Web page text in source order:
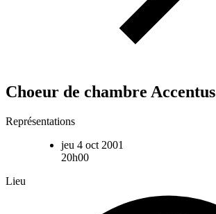
Choeur de chambre Accentus
Représentations
jeu 4 oct 2001
20h00
Lieu